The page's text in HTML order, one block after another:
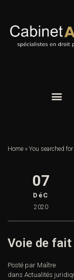
Home » You searched
07
DéC
2020
Voie de fait
Posté par Maître
dans Actualités